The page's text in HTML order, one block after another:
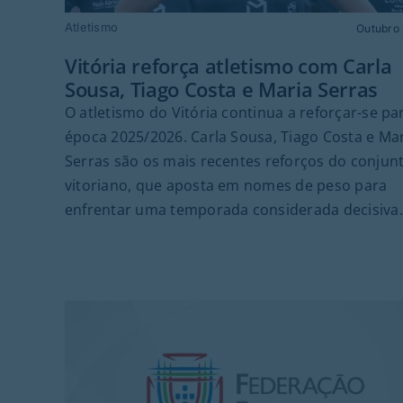
Atletismo Outubro
Vitória reforça atletismo com Carla
Sousa, Tiago Costa e Maria Serras
O atletismo do Vitória continua a reforçar-se
época 2025/2026. Carla Sousa, Tiago Costa e
Serras são os mais recentes reforços do
vitoriano, que aposta em nomes de peso para
enfrentar uma temporada considerada decisiva.